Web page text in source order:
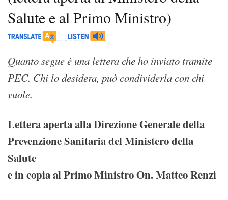
Salute e al Primo Ministro)
Quanto segue è una lettera che ho inviato tramite
PEC. Chi lo desidera, può condividerla con chi
vuole.
Lettera aperta alla Direzione Generale della
Prevenzione Sanitaria del Ministero della
Salute
e in copia al Primo Ministro On. Matteo Renzi